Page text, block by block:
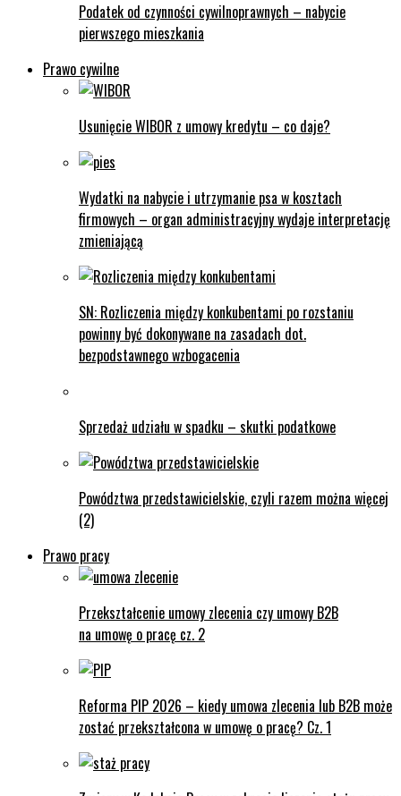
Podatek od czynności cywilnoprawnych – nabycie
pierwszego mieszkania
Prawo cywilne
Usunięcie WIBOR z umowy kredytu – co daje?
Wydatki na nabycie i utrzymanie psa w kosztach
firmowych – organ administracyjny wydaje interpretację
zmieniającą
SN: Rozliczenia między konkubentami po rozstaniu
powinny być dokonywane na zasadach dot.
bezpodstawnego wzbogacenia
Sprzedaż udziału w spadku – skutki podatkowe
Powództwa przedstawicielskie, czyli razem można więcej
(2)
Prawo pracy
Przekształcenie umowy zlecenia czy umowy B2B
na umowę o pracę cz. 2
Reforma PIP 2026 – kiedy umowa zlecenia lub B2B może
zostać przekształcona w umowę o pracę? Cz. 1